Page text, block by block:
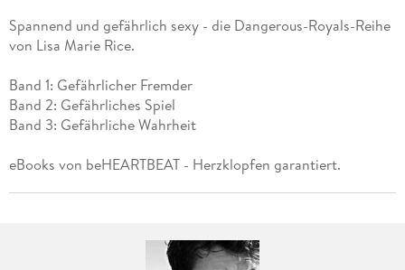
Spannend und gefährlich sexy - die Dangerous-Royals-Reihe
von Lisa Marie Rice.
Band 1: Gefährlicher Fremder
Band 2: Gefährliches Spiel
Band 3: Gefährliche Wahrheit
eBooks von beHEARTBEAT - Herzklopfen garantiert.